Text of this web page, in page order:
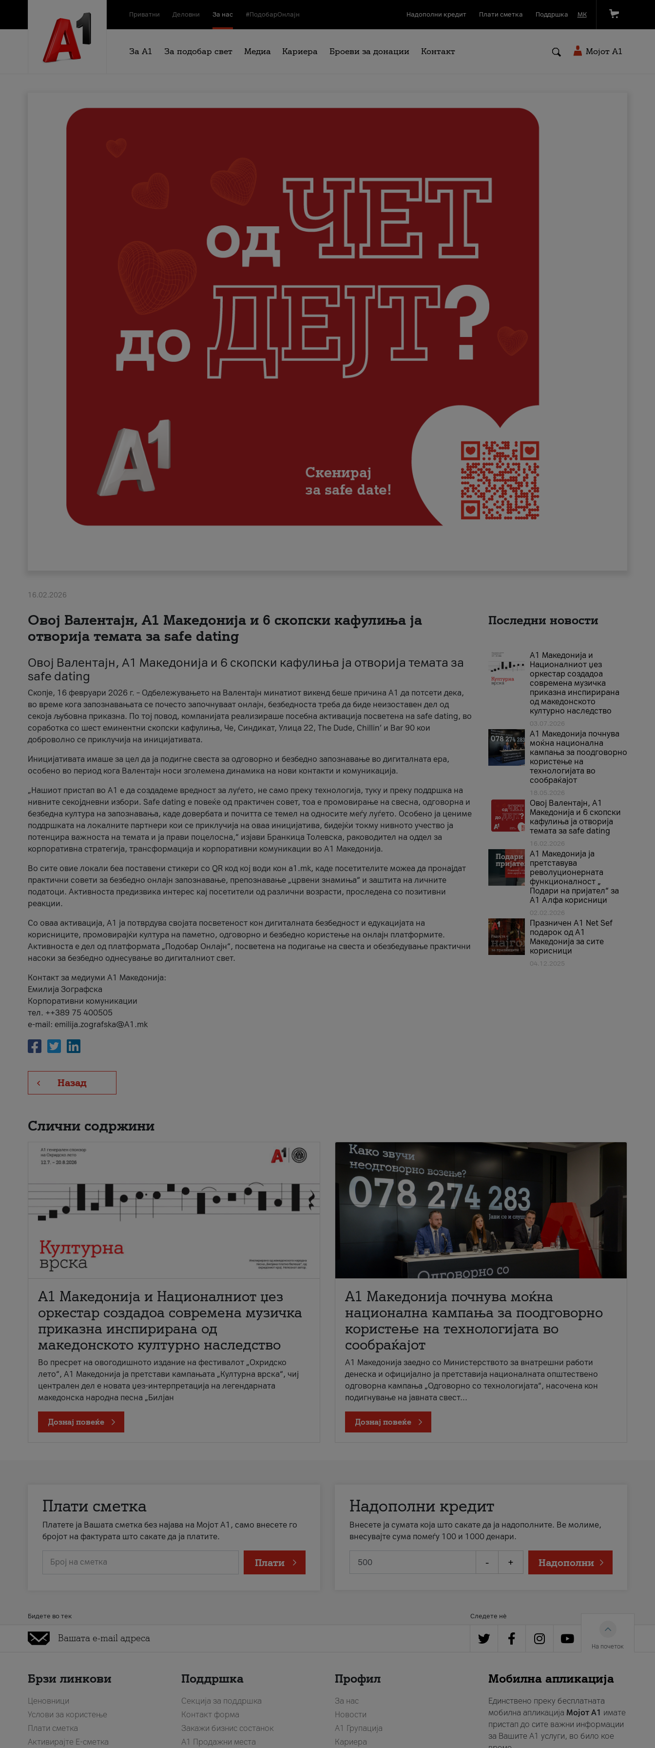
Приватни Деловни За нас #ПодобарОнлајн Надополни кредит Плати сметка Поддршка МК
За А1 За подобар свет Медиа Кариера Броеви за донации Контакт Мојот A1
16.02.2026
Овој Валентајн, A1 Македонија и 6 скопски кафулиња ја
отворија темата за safe dating
Овој Валентајн, A1 Македонија и 6 скопски кафулиња ја отворија темата за
safe dating
Скопје, 16 февруари 2026 г. – Одбележувањето на Валентајн минатиот викенд беше причина А1 да потсети дека,
во време кога запознавањата се почесто започнуваат онлајн, безбедноста треба да биде неизоставен дел од
секоја љубовна приказна. По тој повод, компанијата реализираше посебна активација посветена на safe dating, во
соработка со шест еминентни скопски кафулиња, Че, Синдикат, Улица 22, The Dude, Chillin’ и Bar 90 кои
доброволно се приклучија на иницијативата.
Иницијативата имаше за цел да ја подигне свеста за одговорно и безбедно запознавање во дигиталната ера,
особено во период кога Валентајн носи зголемена динамика на нови контакти и комуникација.
„Нашиот пристап во А1 е да создадеме вредност за луѓето, не само преку технологија, туку и преку поддршка на
нивните секојдневни избори. Safe dating е повеќе од практичен совет, тоа е промовирање на свесна, одговорна и
безбедна култура на запознавања, каде довербата и почитта се темел на односите меѓу луѓето. Особено ја цениме
поддршката на локалните партнери кои се приклучија на оваа иницијатива, бидејќи токму нивното учество ја
потенцира важноста на темата и ја прави поцелосна,“ изјави Бранкица Толевска, раководител на оддел за
корпоративна стратегија, трансформација и корпоративни комуникации во А1 Македонија.
Во сите овие локали беа поставени стикери со QR код кој води кон a1.mk, каде посетителите можеа да пронајдат
практични совети за безбедно онлајн запознавање, препознавање „црвени знамиња“ и заштита на личните
податоци. Активноста предизвика интерес кај посетители од различни возрасти, проследена со позитивни
реакции.
Со оваа активација, А1 ја потврдува својата посветеност кон дигиталната безбедност и едукацијата на
корисниците, промовирајќи култура на паметно, одговорно и безбедно користење на онлајн платформите.
Активноста е дел од платформата „Подобар Онлајн“, посветена на подигање на свеста и обезбедување практични
насоки за безбедно однесување во дигиталниот свет.
Контакт за медиуми А1 Македонија:
Емилија Зографска
Корпоративни комуникации
тел. ++389 75 400505
e-mail: emilija.zografska@A1.mk
Назад
Последни новости
А1 Македонија и
Националниот џез
оркестар создадоа
современа музичка
приказна инспирирана
од македонското
културно наследство
03.07.2026
A1 Македонија почнува
моќна национална
кампања за поодговорно
користење на
технологијата во
сообраќајот
18.05.2026
Овој Валентајн, A1
Македонија и 6 скопски
кафулиња ја отворија
темата за safe dating
16.02.2026
А1 Македонија ја
претставува
револуционерната
функционалност „
Подари на пријател“ за
А1 Алфа корисници
02.02.2026
Празничен A1 Net Sеf
подарок од А1
Македонија за сите
корисници
04.12.2025
Слични содржини
А1 Македонија и Националниот џез
оркестар создадоа современа музичка
приказна инспирирана од
македонското културно наследство
Во пресрет на овогодишното издание на фестивалот „Охридско
лето“, А1 Македонија ја претстави кампањата „Културна врска“, чиј
централен дел е новата џез-интерпретација на легендарната
македонска народна песна „Билјан
Дознај повеќе
A1 Македонија почнува моќна
национална кампања за поодговорно
користење на технологијата во
сообраќајот
A1 Македонија заедно со Министерството за внатрешни работи
денеска и официјално ја претставија националната општествено
одговорна кампања „Одговорно со технологијата“, насочена кон
подигнување на јавната свест...
Дознај повеќе
Плати сметка
Платете ја Вашата сметка без најава на Мојот А1, само внесете го
бројот на фактурата што сакате да ја платите.
Број на сметка Плати
Надополни кредит
Внесете ја сумата која што сакате да ја надополните. Ве молиме,
внесувајте сума помеѓу 100 и 1000 денари.
- + Надополни
Бидете во тек Следете нè
На почеток
Брзи линкови
Ценовници
Услови за користење
Плати сметка
Активирајте Е-сметка
Поддршка
Секција за поддршка
Контакт форма
Закажи бизнис состанок
A1 Продажни места
Профил
За нас
Новости
А1 Групација
Кариера
Мобилна апликација
Единствено преку бесплатната
мобилна апликација Мојот A1 имате
пристап до сите важни информации
за Вашите A1 услуги, во било кое